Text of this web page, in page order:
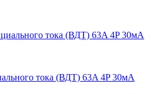
тока (ВДТ) 63A 4P 30мА